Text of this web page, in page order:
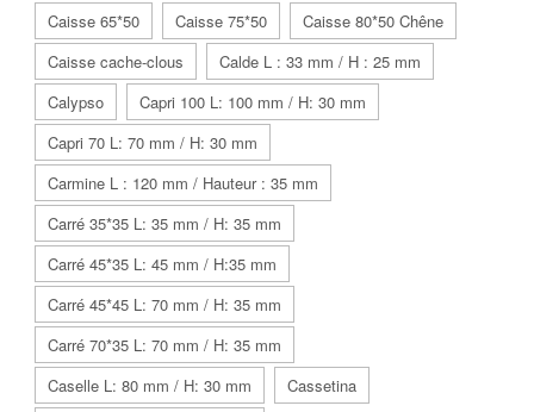
Caisse 65*50
Caisse 75*50
Caisse 80*50 Chêne
Caisse cache-clous
Calde L : 33 mm / H : 25 mm
Calypso
Capri 100 L: 100 mm / H: 30 mm
Capri 70 L: 70 mm / H: 30 mm
Carmine L : 120 mm / Hauteur : 35 mm
Carré 35*35 L: 35 mm / H: 35 mm
Carré 45*35 L: 45 mm / H:35 mm
Carré 45*45 L: 70 mm / H: 35 mm
Carré 70*35 L: 70 mm / H: 35 mm
Caselle L: 80 mm / H: 30 mm
Cassetina